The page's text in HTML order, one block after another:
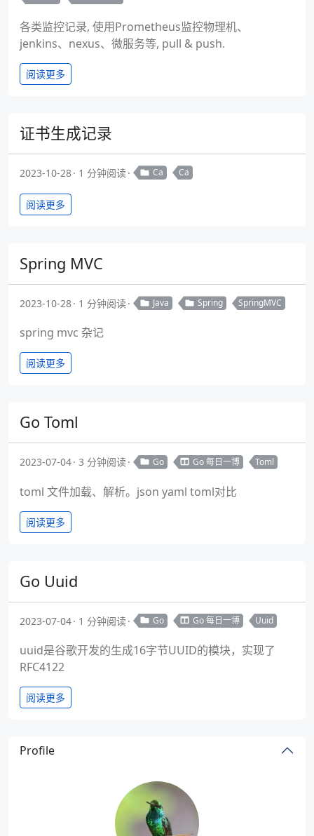
各类监控记录, 使用Prometheus监控物理机、
jenkins、nexus、微服务等, pull & push.
阅读更多
证书生成记录
2023-10-28 1 分钟阅读 Ca Ca
阅读更多
Spring MVC
2023-10-28 1 分钟阅读 Java Spring SpringMVC
spring mvc 杂记
阅读更多
Go Toml
2023-07-04 3 分钟阅读 Go Go 每日一博 Toml
toml 文件加载、解析。json yaml toml对比
阅读更多
Go Uuid
2023-07-04 1 分钟阅读 Go Go 每日一博 Uuid
uuid是谷歌开发的生成16字节UUID的模块，实现了
RFC4122
阅读更多
Profile